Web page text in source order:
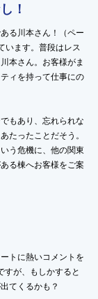
！
る川本さん！（ペー
います。普段はレス
本さん。お客様がま
ィを持って仕事にの
もあり、忘れられな
たったことだそう。
う危機に、他の関東
る棟へお客様をご案
トに熱いコメントを
すが、もしかすると
てくるかも？